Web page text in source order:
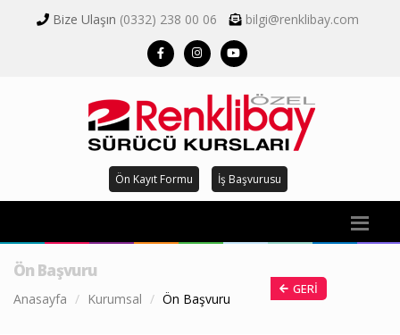
Bize Ulaşın (0332) 238 00 06 bilgi@renklibay.com
Ön Kayıt Formu İş Başvurusu
Ön Başvuru
Anasayfa Kurumsal Ön Başvuru
GERI